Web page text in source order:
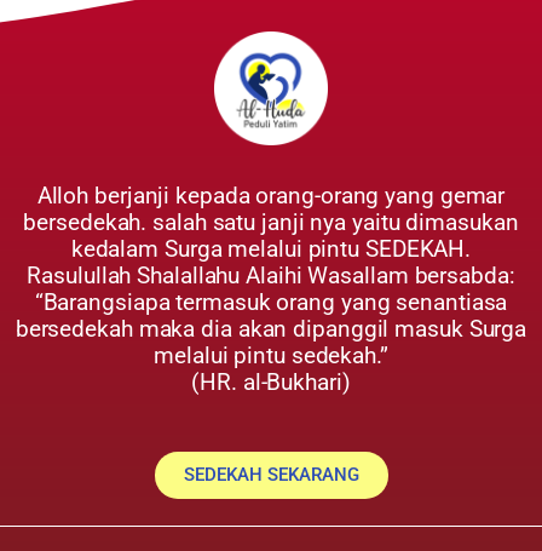
Alloh berjanji kepada orang-orang yang gemar
bersedekah. salah satu janji nya yaitu dimasukan
kedalam Surga melalui pintu SEDEKAH.
Rasulullah Shalallahu Alaihi Wasallam bersabda:
“Barangsiapa termasuk orang yang senantiasa
bersedekah maka dia akan dipanggil masuk Surga
melalui pintu sedekah.”
(HR. al-Bukhari)
SEDEKAH SEKARANG